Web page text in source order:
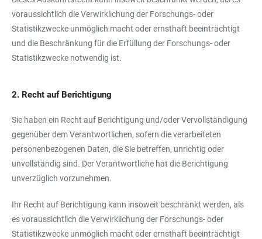
voraussichtlich die Verwirklichung der Forschungs- oder
Statistikzwecke unmöglich macht oder ernsthaft beeinträchtigt
und die Beschränkung für die Erfüllung der Forschungs- oder
Statistikzwecke notwendig ist.
2. Recht auf Berichtigung
Sie haben ein Recht auf Berichtigung und/oder Vervollständigung
gegenüber dem Verantwortlichen, sofern die verarbeiteten
personenbezogenen Daten, die Sie betreffen, unrichtig oder
unvollständig sind. Der Verantwortliche hat die Berichtigung
unverzüglich vorzunehmen.
Ihr Recht auf Berichtigung kann insoweit beschränkt werden, als
es voraussichtlich die Verwirklichung der Forschungs- oder
Statistikzwecke unmöglich macht oder ernsthaft beeinträchtigt